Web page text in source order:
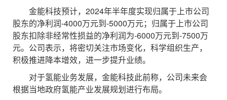
金能科技预计，2024年半年度实现归属于上市公司
股东的净利润-4000万元到-5000万元；归属于上市公司
股东扣除非经常性损益的净利润为-6000万元到-7500万
元。公司表示，将密切关注市场变化，科学组织生产，
积极推进降本增效，进一步提升业绩。
对于氢能业务发展，金能科技此前称，公司未来会
根据当地政府氢能产业发展规划进行布局。